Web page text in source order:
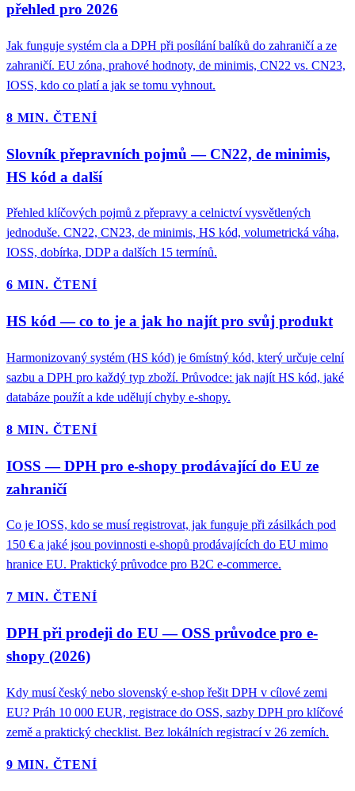
přehled pro 2026
Jak funguje systém cla a DPH při posílání balíků do zahraničí a ze
zahraničí. EU zóna, prahové hodnoty, de minimis, CN22 vs. CN23,
IOSS, kdo co platí a jak se tomu vyhnout.
8 MIN. ČTENÍ
Slovník přepravních pojmů — CN22, de minimis,
HS kód a další
Přehled klíčových pojmů z přepravy a celnictví vysvětlených
jednoduše. CN22, CN23, de minimis, HS kód, volumetrická váha,
IOSS, dobírka, DDP a dalších 15 termínů.
6 MIN. ČTENÍ
HS kód — co to je a jak ho najít pro svůj produkt
Harmonizovaný systém (HS kód) je 6místný kód, který určuje celní
sazbu a DPH pro každý typ zboží. Průvodce: jak najít HS kód, jaké
databáze použít a kde udělují chyby e-shopy.
8 MIN. ČTENÍ
IOSS — DPH pro e-shopy prodávající do EU ze
zahraničí
Co je IOSS, kdo se musí registrovat, jak funguje při zásilkách pod
150 € a jaké jsou povinnosti e-shopů prodávajících do EU mimo
hranice EU. Praktický průvodce pro B2C e-commerce.
7 MIN. ČTENÍ
DPH při prodeji do EU — OSS průvodce pro e-
shopy (2026)
Kdy musí český nebo slovenský e-shop řešit DPH v cílové zemi
EU? Práh 10 000 EUR, registrace do OSS, sazby DPH pro klíčové
země a praktický checklist. Bez lokálních registrací v 26 zemích.
9 MIN. ČTENÍ